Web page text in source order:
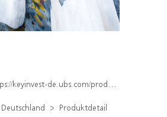
de.ubs.com/produkt/detail/index/isin/CH1322935151
Produktdetail